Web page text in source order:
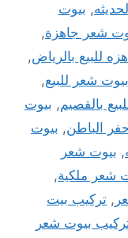
, بيوت
شعر جاهزة,
للبيع بالرياض,
بيوت شعر للبيع,
بالقصيم, بيوت
الباطن, بيوت
, بيوت شعر
شعر ملكية,
, تركيب بيت
بيوت شعر